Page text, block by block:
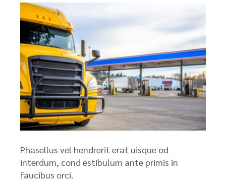
Phasellus vel hendrerit erat uisque od
interdum, cond estibulum ante primis in
faucibus orci.